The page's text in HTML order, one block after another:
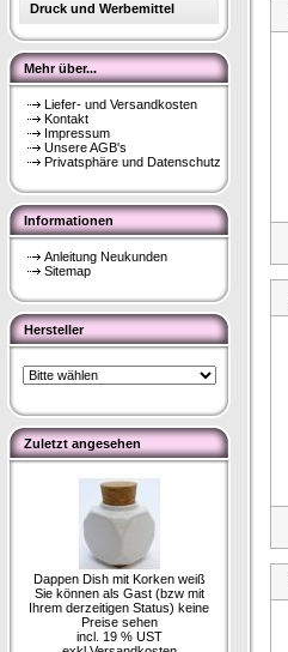
Druck und Werbemittel
Mehr über...
Liefer- und Versandkosten
Kontakt
Impressum
Unsere AGB's
Privatsphäre und Datenschutz
Informationen
Anleitung Neukunden
Sitemap
Hersteller
Zuletzt angesehen
Dappen Dish mit Korken weiß
Sie können als Gast (bzw mit
Ihrem derzeitigen Status) keine
Preise sehen
incl. 19 % UST